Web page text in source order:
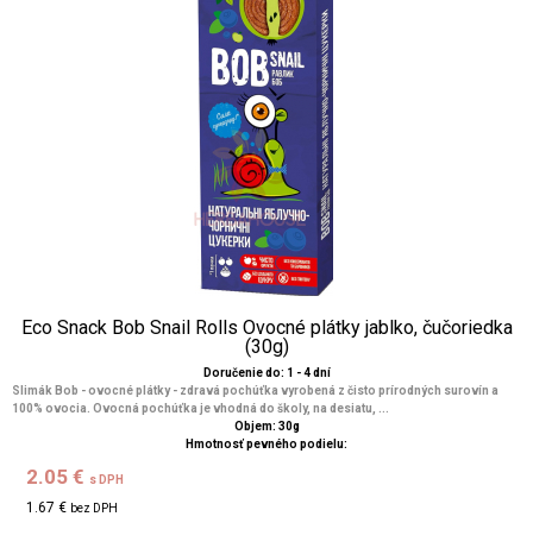
Eco Snack Bob Snail Rolls Ovocné plátky jablko, čučoriedka
(30g)
Doručenie do: 1 - 4 dní
Slimák Bob - ovocné plátky - zdravá pochúťka vyrobená z čisto prírodných surovín a
100% ovocia. Ovocná pochúťka je vhodná do školy, na desiatu, ...
Objem: 30g
Hmotnosť pevného podielu:
2.05 € s DPH
1.67 € bez DPH